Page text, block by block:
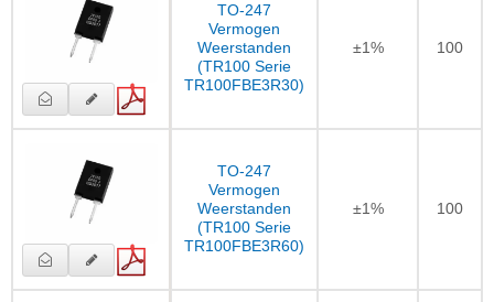
TO-247
Vermogen
Weerstanden
(TR100 Serie
TR100FBE3R30)
±1% 100
TO-247
Vermogen
Weerstanden
(TR100 Serie
TR100FBE3R60)
±1% 100